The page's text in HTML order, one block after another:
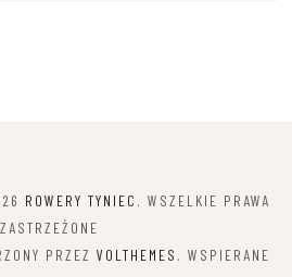
ROWERY TYNIEC . WSZELKIE PRAWA
ZASTRZEŻONE
PRZEZ VOLTHEMES . WSPIERANE